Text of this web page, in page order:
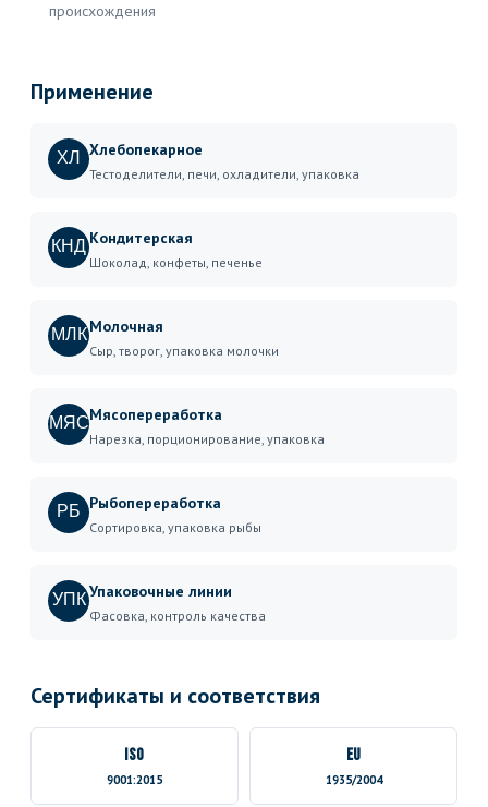
происхождения
Применение
ХЛ Хлебопекарное
Тестоделители, печи, охладители, упаковка
КНД Кондитерская
Шоколад, конфеты, печенье
МЛКМолочная
Сыр, творог, упаковка молочки
МЯСМясопереработка
Нарезка, порционирование, упаковка
РБ Рыбопереработка
Сортировка, упаковка рыбы
УПКУпаковочные линии
Фасовка, контроль качества
Сертификаты и соответствия
ISO
9001:2015
EU
1935/2004